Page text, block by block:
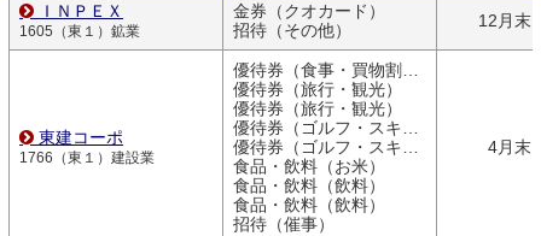
ＩＮＰＥＸ
1605（東１）鉱業
金券（クオカード）
招待（その他）
12月末
東建コーポ
1766（東１）建設業
優待券（食事・買物割引券）
優待券（旅行・観光）
優待券（旅行・観光）
優待券（ゴルフ・スキー）
優待券（ゴルフ・スキー）
食品・飲料（お米）
食品・飲料（飲料）
食品・飲料（飲料）
招待（催事）
4月末